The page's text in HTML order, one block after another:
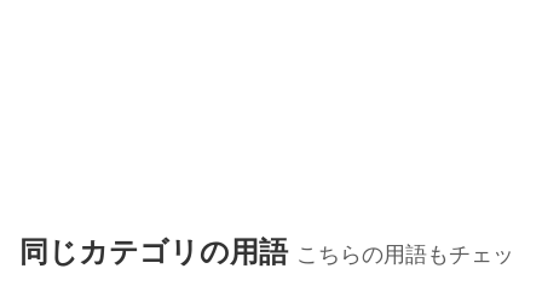
同じカテゴリの用語 こちらの用語もチェッ